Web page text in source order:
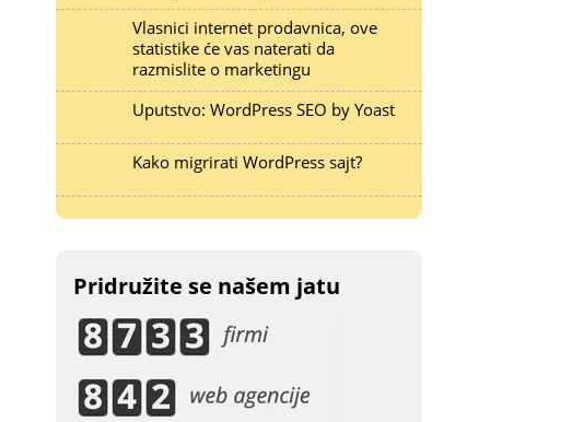
Vlasnici internet prodavnica, ove
statistike će vas naterati da
razmislite o marketingu
Uputstvo: WordPress SEO by Yoast
Kako migrirati WordPress sajt?
Pridružite se našem jatu